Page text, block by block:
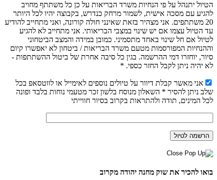
הטיול יתנהל על פי הנחיות משרד הבריאות על כן כל משתתף מחויב
להגיע עם מסכה אישית, לשמור מרחק כנדרש, בקבוצה יהיו לכל היותר
20 משתתפים. אני מצהיר בזאת שאינני חולה קורונה, ואני מתחייב להודיע
עד הטיול עצמו אם יש שינוי במצבי הבריאותי. אני מתחייב לא להגיע
לטיול אם חל שינוי באחד מתסמיני. כמובן במידה והמצב הביטחוני
וההנחיות המפורסמות מטעם משרד הבריאות / ביטחון לא יאפשרו קיום
סיור, יוחזרו דמי ההרשמה. בגין כל סיבה אחרת של ביטול ההשתתפות -
לא יהיה ניתן לקבל החזר כספי. *
אני מאשר קבלת דיוור על טיולים נוספים לאימייל או לווטסאפ בכל
שלב ניתן להסיר * השאלון מנוסח בלשון זכר מטעמי נוחות בלבד ופונה
לכל המינים, תודה ולהתראות בקרוב בסיור חווייתי
בואו להכיר את שוק מחנה יהודה מקרוב